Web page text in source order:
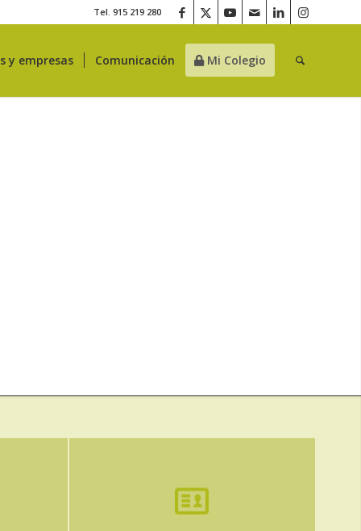
Tel. 915 219 280
y empresas Comunicación Mi Colegio
Acceso a los Servicios